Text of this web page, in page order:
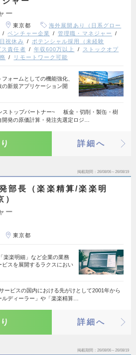
ー
東京都
海外展開あり（日系グロー
ベンチャー企業
管理職・マネジャー
祝休み
ポテンシャル採用（未経験
ス責任者 年収600万以上
ストックオプ
リモートワーク可能
ォームとしての機能強化、
新規アプリケーション開
ストップパートナー~ 板金・切削・製缶・樹
発の原価計算・発注先選定ロジ…
詳細へ
掲載期間 26/08/06～26/08/19
部長（楽楽精算/楽楽明
）
ー
東京都
楽楽明細」など企業の業務
スを展開するラクスにおい
ービスの国内における先がけとして2001年から
ディーラー」や「楽楽精算…
詳細へ
掲載期間 26/08/06～26/08/19